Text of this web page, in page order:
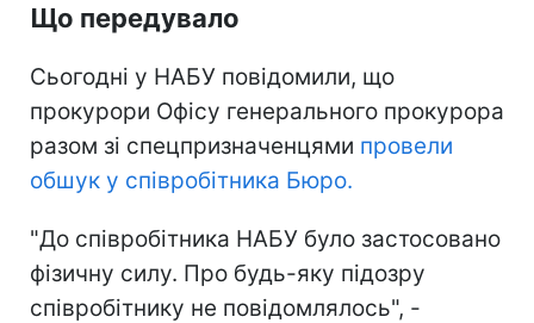
Що передувало
Сьогодні у НАБУ повідомили, що
прокурори Офісу генерального прокурора
разом зі спецпризначенцями провели
обшук у співробітника Бюро.
"До співробітника НАБУ було застосовано
фізичну силу. Про будь-яку підозру
співробітнику не повідомлялось", -